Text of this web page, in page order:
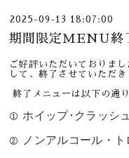
2025-09-13 18:07:00
期間限定MENU終
ご好評いただいておりま
して、終了させていただき
終了メニューは以下の通
① ホイップ･クラッシ
② ノンアルコール・